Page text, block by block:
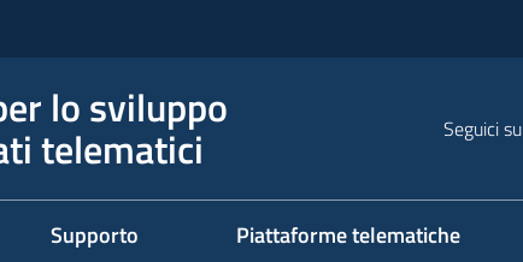
lo sviluppo
telematici Seguici su
Supporto Piattaforme telematiche